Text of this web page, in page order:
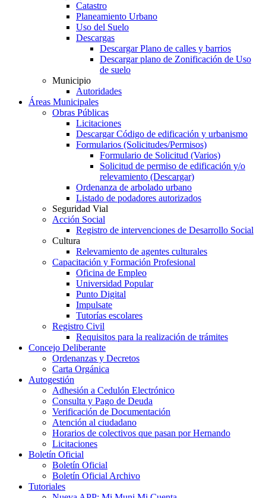
Catastro
Planeamiento Urbano
Uso del Suelo
Descargas
Descargar Plano de calles y barrios
Descargar plano de Zonificación de Uso
de suelo
Municipio
Autoridades
Áreas Municipales
Obras Públicas
Licitaciones
Descargar Código de edificación y urbanismo
Formularios (Solicitudes/Permisos)
Formulario de Solicitud (Varios)
Solicitud de permiso de edificación y/o
relevamiento (Descargar)
Ordenanza de arbolado urbano
Listado de podadores autorizados
Seguridad Vial
Acción Social
Registro de intervenciones de Desarrollo Social
Cultura
Relevamiento de agentes culturales
Capacitación y Formación Profesional
Oficina de Empleo
Universidad Popular
Punto Digital
Impulsate
Tutorías escolares
Registro Civil
Requisitos para la realización de trámites
Concejo Deliberante
Ordenanzas y Decretos
Carta Orgánica
Autogestión
Adhesión a Cedulón Electrónico
Consulta y Pago de Deuda
Verificación de Documentación
Atención al ciudadano
Horarios de colectivos que pasan por Hernando
Licitaciones
Boletín Oficial
Boletín Oficial
Boletín Oficial Archivo
Tutoriales